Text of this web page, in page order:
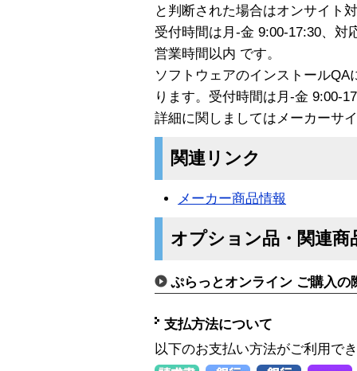
と判断された場合はオンサイト
受付時間は月-金 9:00-17:30、対
営業時間以内 です。
ソフトウェアのインストール
ります。受付時間は月-金 9:00-
詳細に関しましてはメーカーサ
関連リンク
メーカー商品情報
オプション品・関連商
ぷらっとオンライン ご購入の
支払方法について
以下のお支払い方法がご利用で